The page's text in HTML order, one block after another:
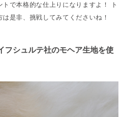
で本格的な仕上りになりますよ！ ト
是非、挑戦してみてくださいね！
シュルテ社のモヘア生地を使